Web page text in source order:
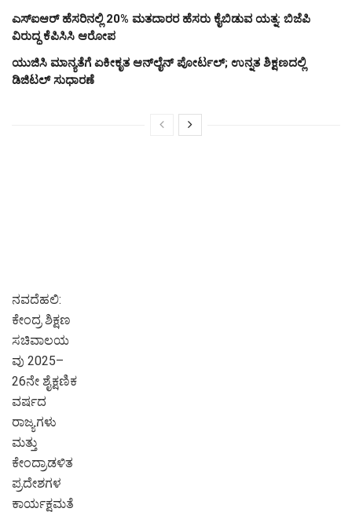
ಎಸ್‌ಐಆರ್‌ ಹೆಸರಿನಲ್ಲಿ 20% ಮತದಾರರ ಹೆಸರು ಕೈಬಿಡುವ ಯತ್ನ: ಬಿಜೆಪಿ
ವಿರುದ್ಧ ಕೆಪಿಸಿಸಿ ಆರೋಪ
ಯುಜಿಸಿ ಮಾನ್ಯತೆಗೆ ಏಕೀಕೃತ ಆನ್‌ಲೈನ್ ಪೋರ್ಟಲ್; ಉನ್ನತ ಶಿಕ್ಷಣದಲ್ಲಿ
ಡಿಜಿಟಲ್ ಸುಧಾರಣೆ
ನವದೆಹಲಿ:
ಕೇಂದ್ರ ಶಿಕ್ಷಣ
ಸಚಿವಾಲಯ
ವು 2025–
26ನೇ ಶೈಕ್ಷಣಿಕ
ವರ್ಷದ
ರಾಜ್ಯಗಳು
ಮತ್ತು
ಕೇಂದ್ರಾಡಳಿತ
ಪ್ರದೇಶಗಳ
ಕಾರ್ಯಕ್ಷಮತೆ